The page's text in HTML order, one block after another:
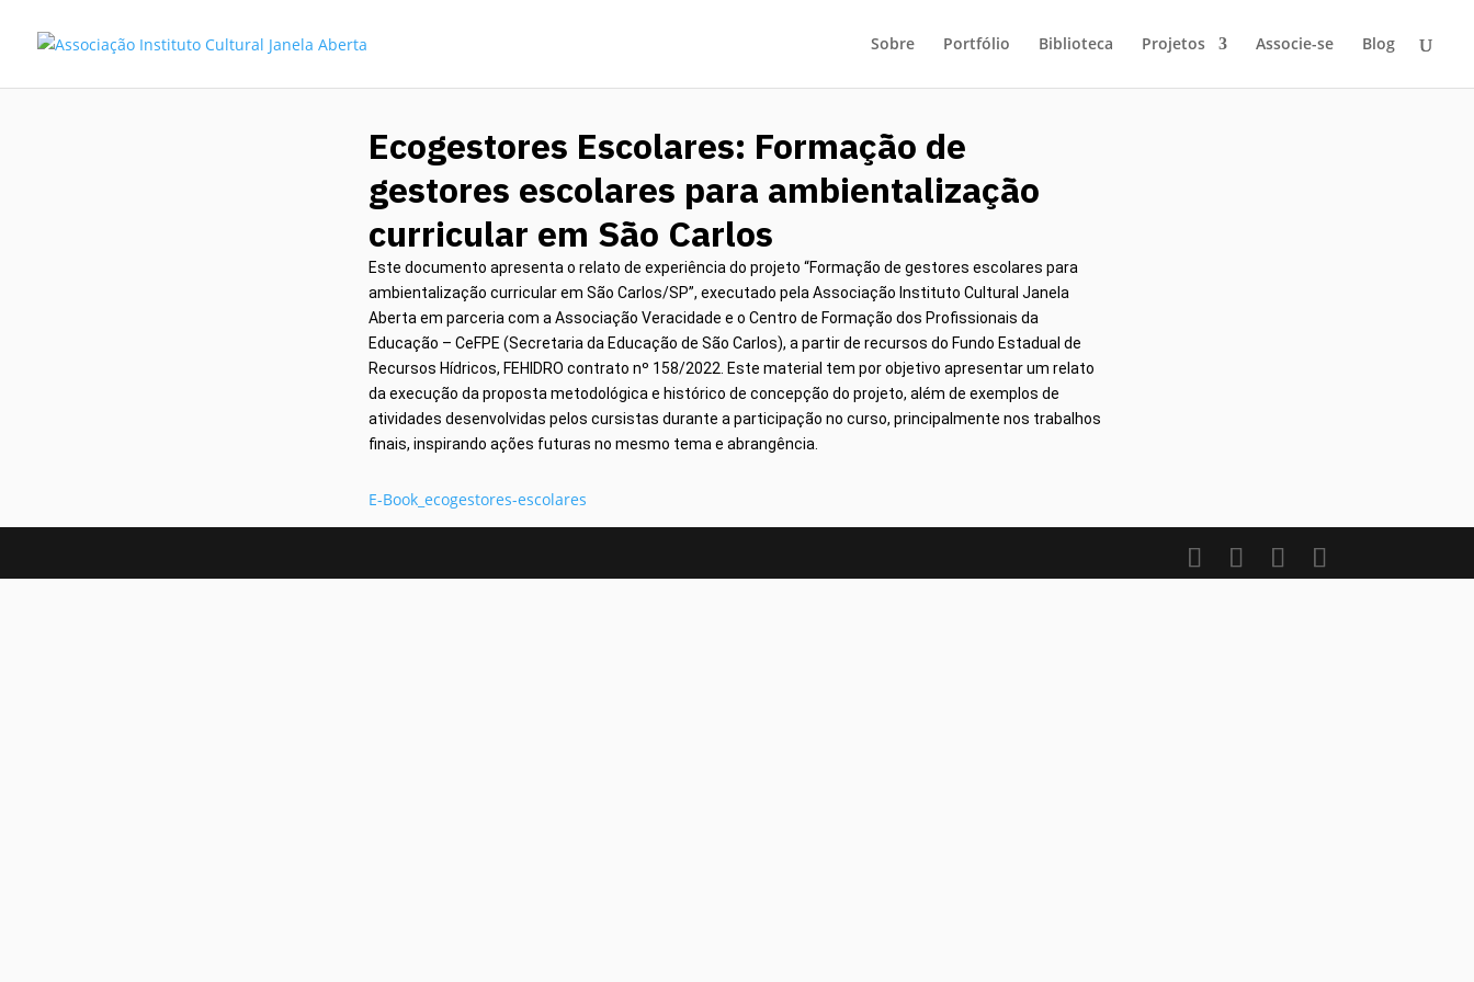
Sobre Portfólio Biblioteca Projetos Associe-se Blog
Ecogestores Escolares: Formação de
gestores escolares para ambientalização
curricular em São Carlos
Este documento apresenta o relato de experiência do projeto “Formação de gestores escolares para
ambientalização curricular em São Carlos/SP”, executado pela Associação Instituto Cultural Janela
Aberta em parceria com a Associação Veracidade e o Centro de Formação dos Profissionais da
Educação – CeFPE (Secretaria da Educação de São Carlos), a partir de recursos do Fundo Estadual de
Recursos Hídricos, FEHIDRO contrato nº 158/2022. Este material tem por objetivo apresentar um relato
da execução da proposta metodológica e histórico de concepção do projeto, além de exemplos de
atividades desenvolvidas pelos cursistas durante a participação no curso, principalmente nos trabalhos
finais, inspirando ações futuras no mesmo tema e abrangência.
E-Book_ecogestores-escolares